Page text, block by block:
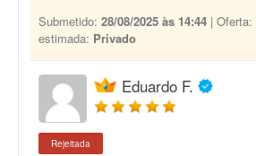
Submetido: 28/08/2025 às 14:44 | Oferta:
estimada: Privado
Eduardo F.
Rejeitada